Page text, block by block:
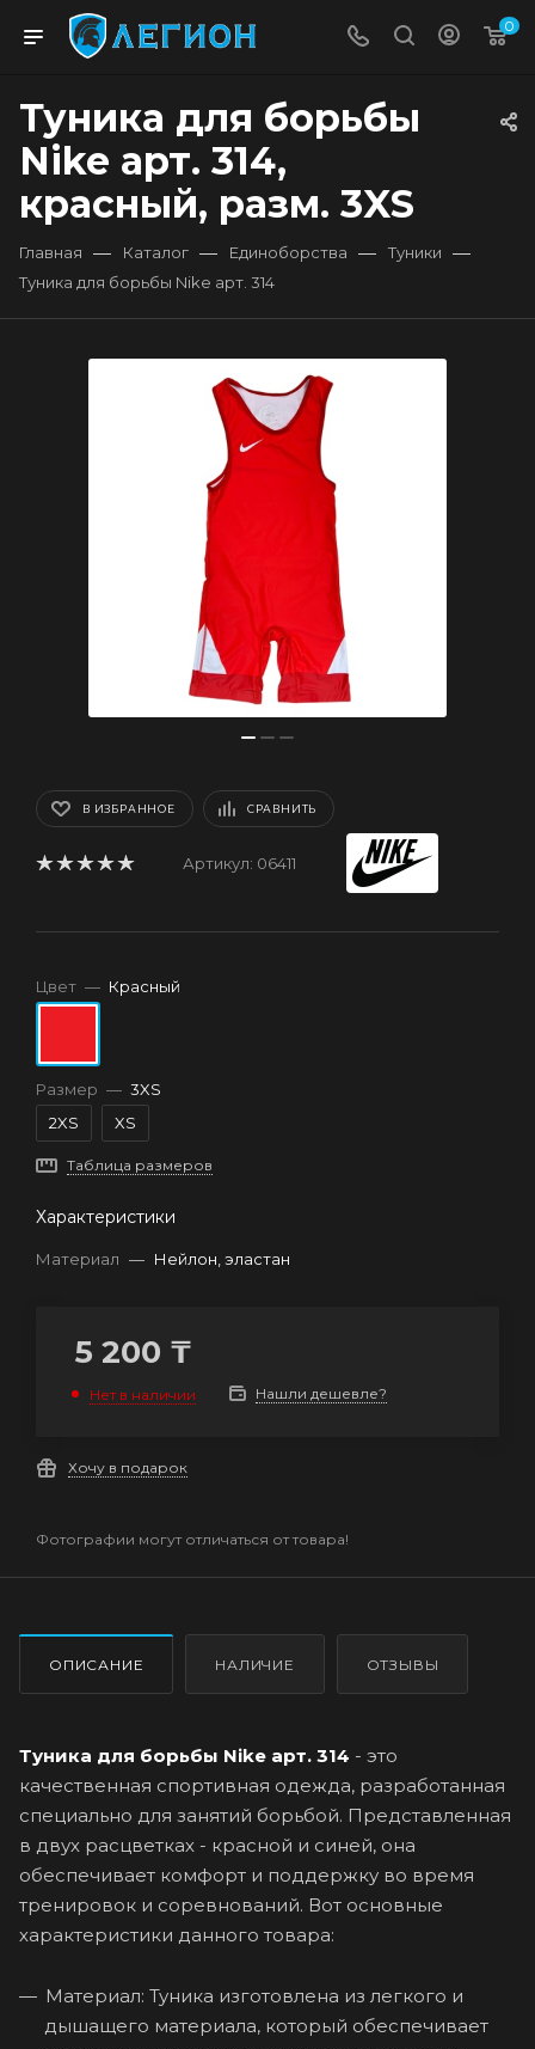
0
Туника для борьбы
Nike арт. 314,
красный, разм. 3XS
Главная — Каталог — Единоборства — Туники —
Туника для борьбы Nike арт. 314
В ИЗБРАННОЕ СРАВНИТЬ
Артикул: 06411
Цвет — Красный
Размер — 3XS
2XS
XS
Таблица размеров
Характеристики
Материал — Нейлон, эластан
5 200 ₸
Нет в наличии Нашли дешевле?
Хочу в подарок
Фотографии могут отличаться от товара!
ОПИСАНИЕ НАЛИЧИЕ ОТЗЫВЫ
Туника для борьбы Nike арт. 314 - это
качественная спортивная одежда, разработанная
специально для занятий борьбой. Представленная
в двух расцветках - красной и синей, она
обеспечивает комфорт и поддержку во время
тренировок и соревнований. Вот основные
характеристики данного товара:
Материал: Туника изготовлена из легкого и
дышащего материала, который обеспечивает